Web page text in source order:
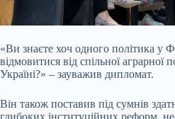
«Ви знаєте хоч одного політика у
відмовитися від спільної аграрної
Україні?» – зауважив дипломат.
Він також поставив під сумнів
глибоких інституційних реформ,